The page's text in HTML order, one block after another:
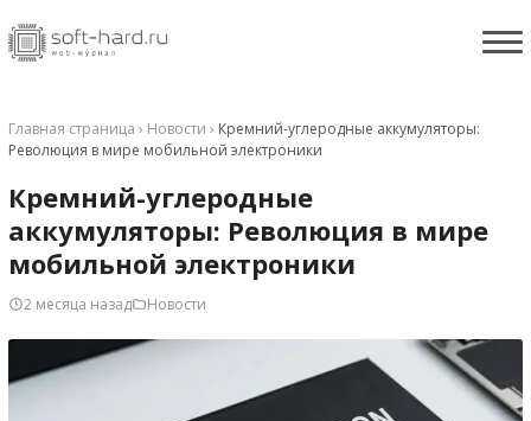
Главная страница › Новости › Кремний-углеродные аккумуляторы:
Революция в мире мобильной электроники
Кремний-углеродные
аккумуляторы: Революция в мире
мобильной электроники
2 месяца назад Новости